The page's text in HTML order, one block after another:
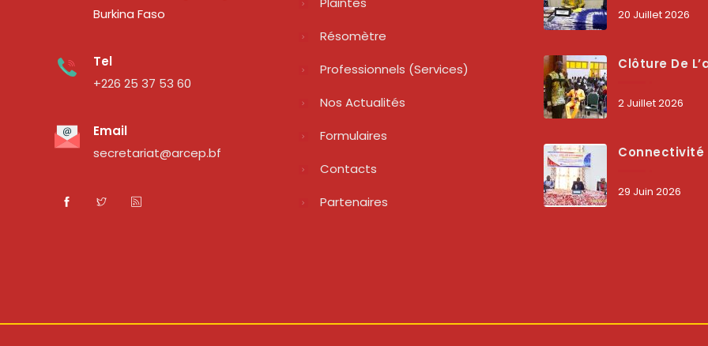
Burkina Faso
Tel
+226 25 37 53 60
Email
secretariat@arcep.bf
Résomètre
Professionnels (services)
Nos Actualités
Formulaires
Contacts
Partenaires
20 Juillet 2026
Clôture De L’atelier National : L’ARCEP Et Les Collectivités Territoriales Consolident Leur Partenariat Pour Booster La
2 Juillet 2026
Connectivité Des Territoires : L’ARCEP Et Les Collectivités Territoriales Scellent Un Pacte Stratégique À Bobo-Dioulasso Pour
29 Juin 2026